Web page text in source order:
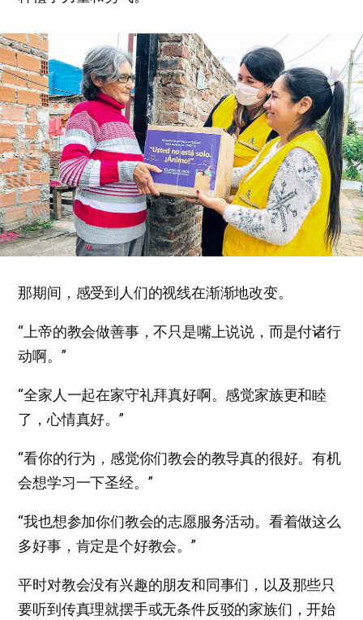
那期间，感受到人们的视线在渐渐地改变。
“上帝的教会做善事，不只是嘴上说说，而是付诸行
动啊。”
“全家人一起在家守礼拜真好啊。感觉家族更和睦
了，心情真好。”
“看你的行为，感觉你们教会的教导真的很好。有机
会想学习一下圣经。”
“我也想参加你们教会的志愿服务活动。看着做这么
多好事，肯定是个好教会。”
平时对教会没有兴趣的朋友和同事们，以及那些只
要听到传真理就摆手或无条件反驳的家族们，开始